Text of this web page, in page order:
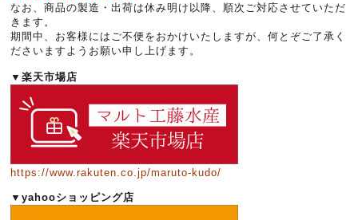
なお、商品の製造・出荷は休み明け以降、順次ご対応させていただ
きます。
期間中、お客様にはご不便をおかけいたしますが、何とぞご了承く
ださいますようお願い申し上げます。
▼楽天市場店
https://www.rakuten.co.jp/maruto-kudo/
▼yahooショッピング店